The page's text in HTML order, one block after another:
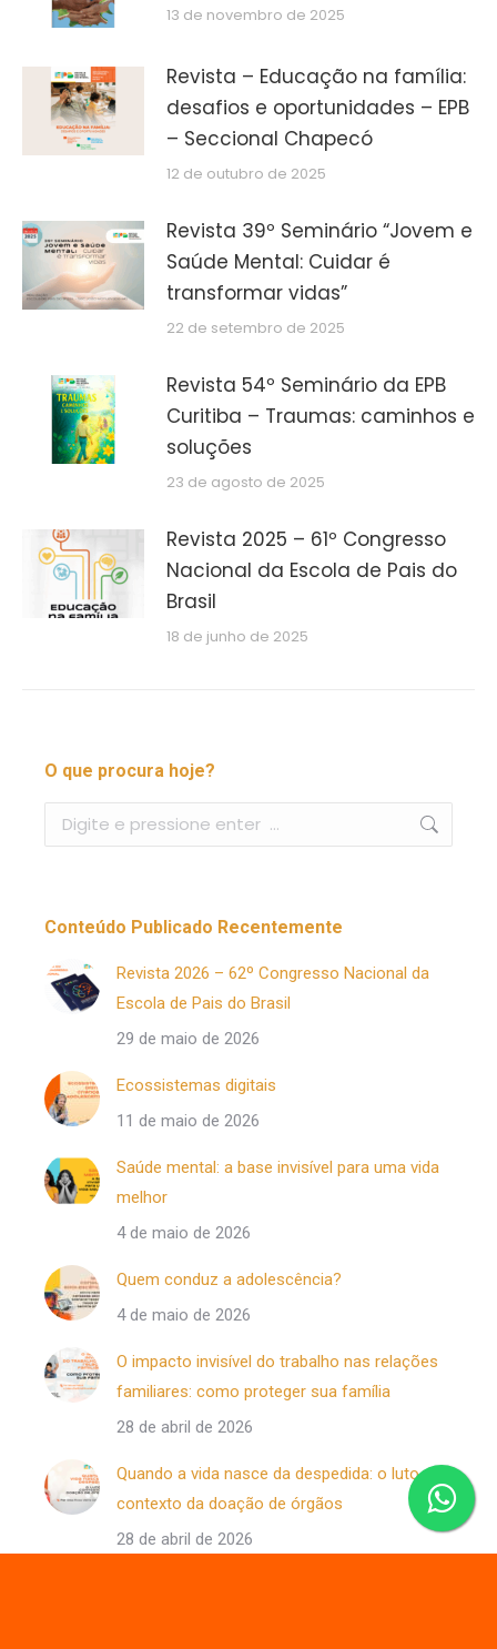
13 de novembro de 2025
Revista – Educação na família:
desafios e oportunidades – EPB
– Seccional Chapecó
12 de outubro de 2025
Revista 39º Seminário “Jovem e
Saúde Mental: Cuidar é
transformar vidas”
22 de setembro de 2025
Revista 54º Seminário da EPB
Curitiba – Traumas: caminhos e
soluções
23 de agosto de 2025
Revista 2025 – 61º Congresso
Nacional da Escola de Pais do
Brasil
18 de junho de 2025
O que procura hoje?
Buscar
Conteúdo Publicado Recentemente
Revista 2026 – 62º Congresso Nacional da
Escola de Pais do Brasil
29 de maio de 2026
Ecossistemas digitais
11 de maio de 2026
Saúde mental: a base invisível para uma vida
melhor
4 de maio de 2026
Quem conduz a adolescência?
4 de maio de 2026
O impacto invisível do trabalho nas relações
familiares: como proteger sua família
28 de abril de 2026
Quando a vida nasce da despedida: o luto no
contexto da doação de órgãos
28 de abril de 2026